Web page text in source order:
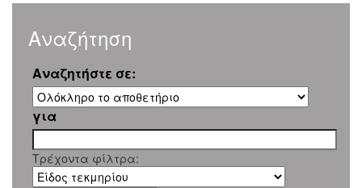
Αναζήτηση
Αναζητήστε σε:
για
Τρέχοντα φίλτρα: